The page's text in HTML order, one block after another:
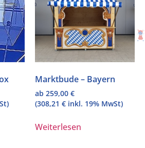
Marktbude – Bayern
ab 259,00 €
(308,21 € inkl. 19% MwSt)
Weiterlesen